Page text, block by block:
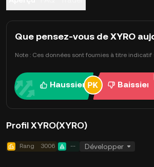
Que pensez-vous de XYRO
Note : Ces données sont fournies à titre indicatif
Haussier Baissier
Profil XYRO(XYRO)
Rang 3006 -- Développer